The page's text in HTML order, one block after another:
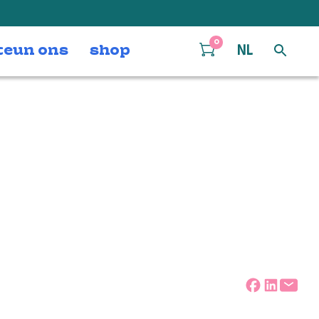
ons shop
0
NL